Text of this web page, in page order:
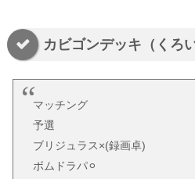
カビゴンデッキ（くろ
マッチング
予選
ブリジュラス×(録画卓)
ボムドラパ⚪︎